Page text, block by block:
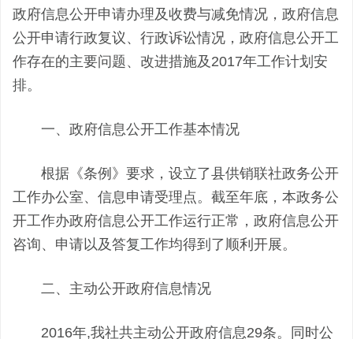
政府信息公开申请办理及收费与减免情况，政府信息
公开申请行政复议、行政诉讼情况，政府信息公开工
作存在的主要问题、改进措施及2017年工作计划安
排。
一、政府信息公开工作基本情况
根据《条例》要求，设立了县供销联社政务公开
工作办公室、信息申请受理点。截至年底，本政务公
开工作办政府信息公开工作运行正常，政府信息公开
咨询、申请以及答复工作均得到了顺利开展。
二、主动公开政府信息情况
2016年,我社共主动公开政府信息29条。同时公